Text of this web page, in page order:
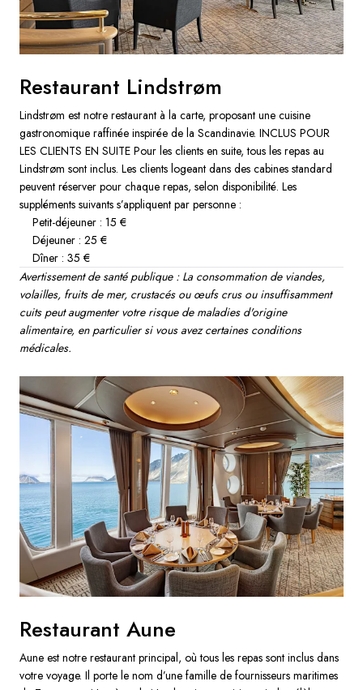
Restaurant Lindstrøm
Lindstrøm est notre restaurant à la carte, proposant une cuisine
gastronomique raffinée inspirée de la Scandinavie. INCLUS POUR
LES CLIENTS EN SUITE Pour les clients en suite, tous les repas au
Lindstrøm sont inclus. Les clients logeant dans des cabines standard
peuvent réserver pour chaque repas, selon disponibilité. Les
suppléments suivants s’appliquent par personne :
Petit-déjeuner : 15 €
Déjeuner : 25 €
Dîner : 35 €
Avertissement de santé publique : La consommation de viandes,
volailles, fruits de mer, crustacés ou œufs crus ou insuffisamment
cuits peut augmenter votre risque de maladies d'origine
alimentaire, en particulier si vous avez certaines conditions
médicales.
Restaurant Aune
Aune est notre restaurant principal, où tous les repas sont inclus dans
votre voyage. Il porte le nom d’une famille de fournisseurs maritimes